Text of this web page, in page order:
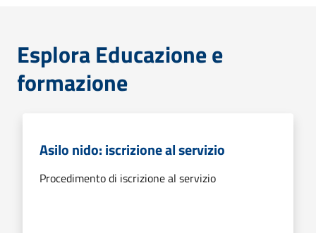
Esplora Educazione e
formazione
Asilo nido: iscrizione al servizio
Procedimento di iscrizione al servizio